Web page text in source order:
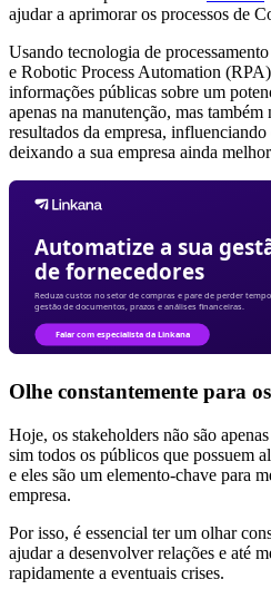
ajudar a aprimorar os processos de
Usando tecnologia de
e Robotic Process Automation
informações públicas sobre um
apenas na manutenção, mas
resultados da empresa,
deixando a sua empresa ainda
Olhe constantemente para
Hoje, os stakeholders não são
sim todos os públicos que possuem
e eles são um elemento-chave para
empresa.
Por isso, é essencial ter um olhar
ajudar a desenvolver relações e até
rapidamente a eventuais crises.